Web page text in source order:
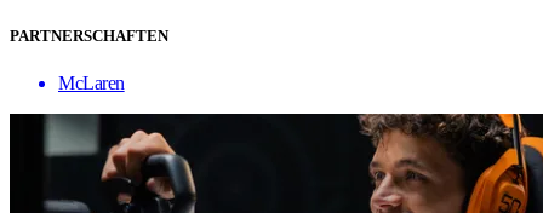
PARTNERSCHAFTEN
McLaren